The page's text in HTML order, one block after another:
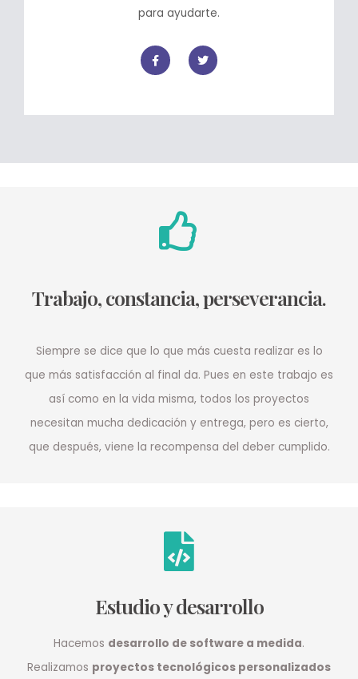
para ayudarte.
Trabajo, constancia, perseverancia.
Siempre se dice que lo que más cuesta realizar es lo
que más satisfacción al final da. Pues en este trabajo es
así como en la vida misma, todos los proyectos
necesitan mucha dedicación y entrega, pero es cierto,
que después, viene la recompensa del deber cumplido.
Estudio y desarrollo
Hacemos desarrollo de software a medida.
Realizamos proyectos tecnológicos personalizados